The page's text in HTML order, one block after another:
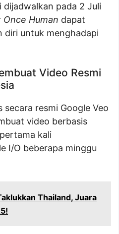
dijadwalkan pada 2 Juli
Once Human dapat
diri untuk menghadapi
Video Resmi
secara resmi Google Veo
video berbasis
kali
I/O beberapa minggu
Thailand, Juara